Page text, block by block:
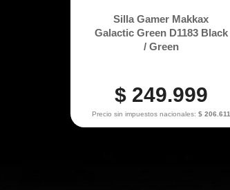
Silla Gamer Makkax
Galactic Green D1183 Black
/ Green
$ 249.999
Precio sin impuestos nacionales: $ 206.611